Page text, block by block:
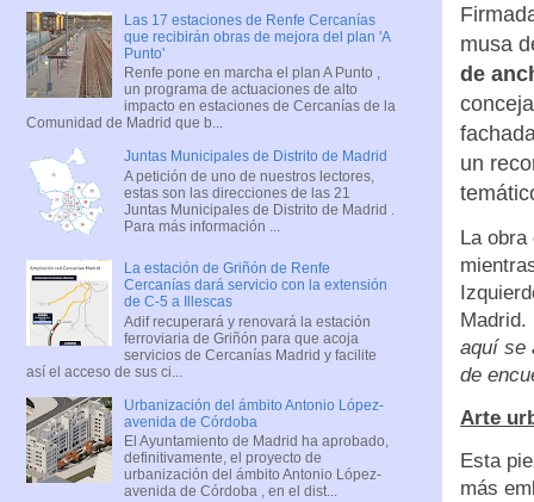
musa
de
un
La obra
Madrid.
aquí se
de
Arte
Esta
más
Las 17 estaciones de Renfe Cercanías
que recibirán obras de mejora del plan 'A
Punto'
Renfe pone en marcha el plan A Punto ,
un programa de actuaciones de alto
impacto en estaciones de Cercanías de la
Comunidad de Madrid que b...
Juntas Municipales de Distrito de Madrid
A petición de uno de nuestros lectores,
estas son las direcciones de las 21
Juntas Municipales de Distrito de Madrid .
Para más información ...
La estación de Griñón de Renfe
Cercanías dará servicio con la extensión
de C-5 a Illescas
Adif recuperará y renovará la estación
ferroviaria de Griñón para que acoja
servicios de Cercanías Madrid y facilite
así el acceso de sus ci...
Urbanización del ámbito Antonio López-
avenida de Córdoba
El Ayuntamiento de Madrid ha aprobado,
definitivamente, el proyecto de
urbanización del ámbito Antonio López-
avenida de Córdoba , en el dist...